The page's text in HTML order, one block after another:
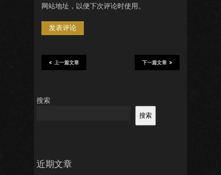
网站地址，以便下次评论时使用。
下一篇文章
上一篇文章
搜索
搜索
近期文章